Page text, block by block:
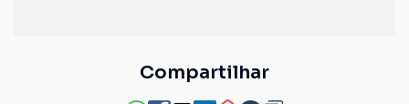
Compartilhar